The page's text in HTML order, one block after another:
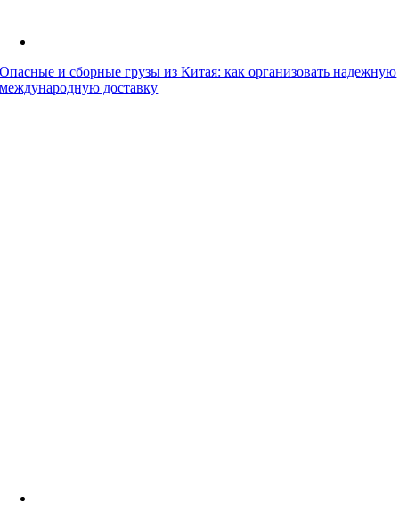
Опасные и сборные грузы из Китая: как организовать надежную
международную доставку